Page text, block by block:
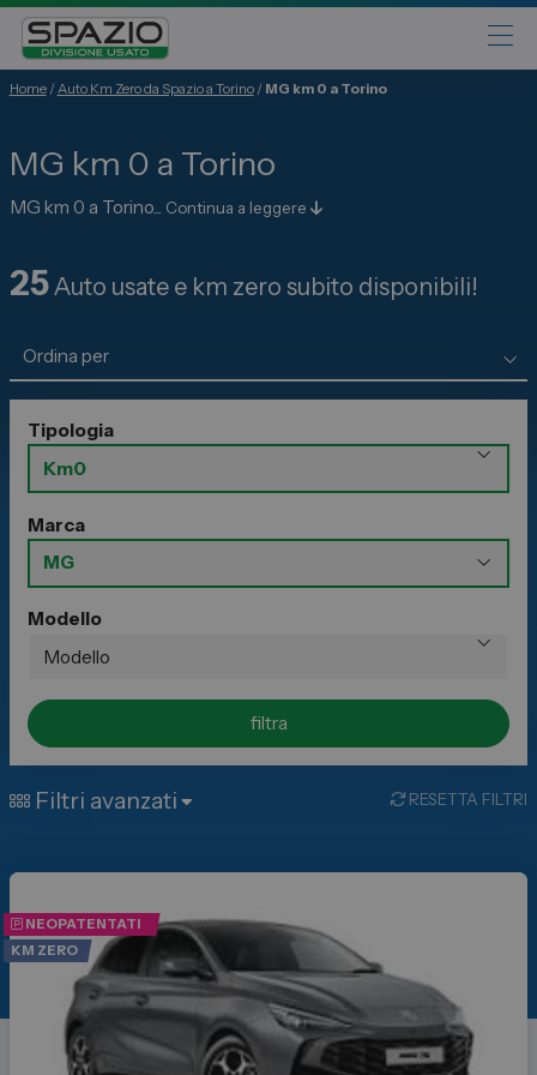
Fiat
Abarth
Alfa Romeo
Opel
Peugeot
Citroen
Leapmotor
Toyota
Lexus
Veicoli Commerciali
Fiat Professional
Citroen
Servizi
Auto Usate e Km Zero
Officina
Carrozzeria
Home/ Auto Km Zero da Spazio a Torino/ MG km 0 a Torino
MG km 0 a Torino
MG km 0 a Torino... Continua a leggere
25Auto usate e km zero subito disponibili!
Tipologia
Marca
Modello
filtra
Filtri avanzati RESETTA FILTRI
NEOPATENTATI
KM ZERO